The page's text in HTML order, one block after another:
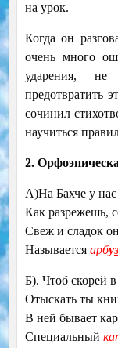
на урок.
Когда он
очень много
ударения,
предотвратить
сочинил
научиться
2.
А)На Бахче у нас
Как разрежешь,
Свеж и сладок
Называется арбуз
Б). Чтоб скорей
Отыскать ты
В ней бывает
Специальный